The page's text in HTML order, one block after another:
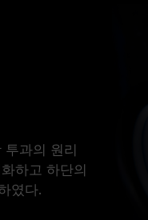
투과의 원리
하고 하단의
였다.